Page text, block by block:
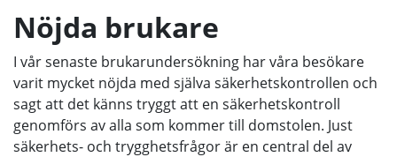
Nöjda brukare
I vår senaste brukarundersökning har våra besökare
varit mycket nöjda med själva säkerhetskontrollen och
sagt att det känns tryggt att en säkerhetskontroll
genomförs av alla som kommer till domstolen. Just
säkerhets- och trygghetsfrågor är en central del av